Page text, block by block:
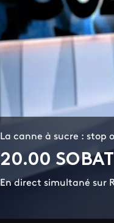
La canne à sucre : stop
20.00
En direct simultané sur